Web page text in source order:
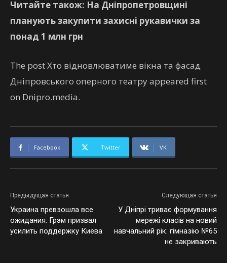
Читайте також: На Дніпропетровщині
планують закупити захисні рукавички за
понад 1 млн грн
The post Хто відновлюватиме вікна та фасад
Дніпровського оперного театру appeared first
on Dnipro.media.
Facebook Twitter VK
Предыдущая статья
Украина превзошла все
ожидания: Грэм призвал
усилить поддержку Киева
Следующая статья
У Дніпрі триває формування
мережі класів на новий
навчальний рік: гімназію №65
не закривають